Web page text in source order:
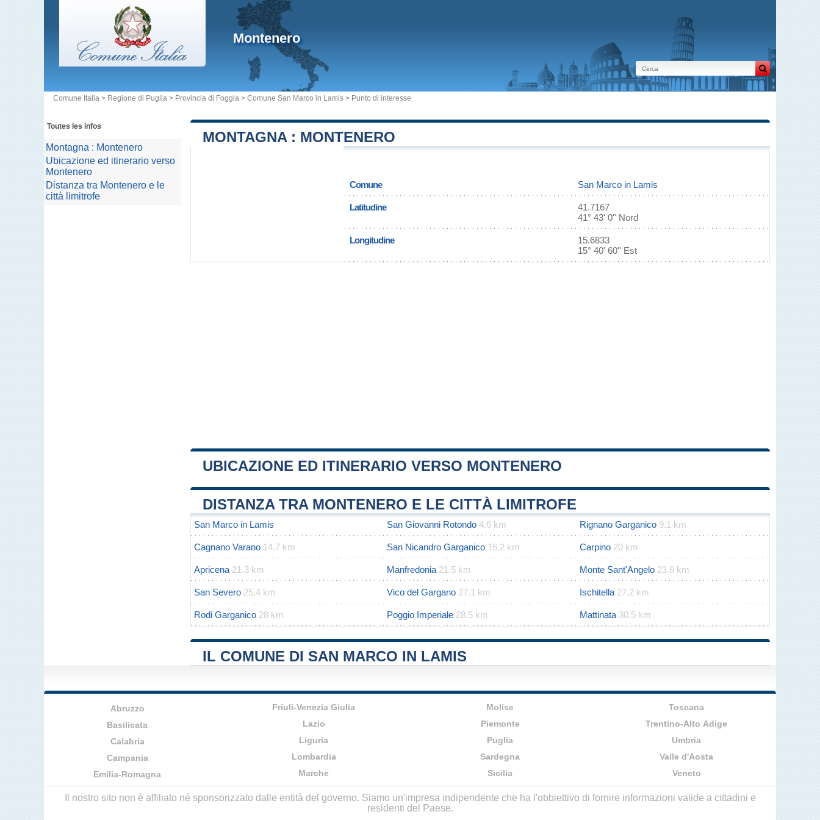
Montenero
Comune Italia > Regione di Puglia > Provincia di Foggia > Comune San Marco in Lamis > Punto di interesse
MONTAGNA : MONTENERO
Comune San Marco in Lamis
Latitudine
41.7167
41° 43' 0'' Nord
Longitudine
15.6833
15° 40' 60'' Est
UBICAZIONE ED ITINERARIO VERSO MONTENERO
+
−
DISTANZA TRA MONTENERO E LE CITTÀ LIMITROFE
San Marco in Lamis San Giovanni Rotondo 4.6 km Rignano Garganico 9.1 km
Cagnano Varano 14.7 km San Nicandro Garganico 16.2 km Carpino 20 km
Apricena 21.3 km Manfredonia 21.5 km Monte Sant'Angelo 23.6 km
San Severo 25.4 km Vico del Gargano 27.1 km Ischitella 27.2 km
Rodi Garganico 28 km Poggio Imperiale 28.5 km Mattinata 30.5 km
IL COMUNE DI SAN MARCO IN LAMIS
Toutes les infos
Montagna : Montenero
Ubicazione ed itinerario verso
Montenero
Distanza tra Montenero e le
città limitrofe
Abruzzo
Basilicata
Calabria
Campania
Emilia-Romagna
Friuli-Venezia Giulia
Lazio
Liguria
Lombardia
Marche
Molise
Piemonte
Puglia
Sardegna
Sicilia
Toscana
Trentino-Alto Adige
Umbria
Valle d'Aosta
Veneto
Il nostro sito non è affiliato né sponsorizzato dalle entità del governo. Siamo un'impresa indipendente che ha l'obbiettivo di fornire informazioni valide a cittadini e
residenti del Paese.